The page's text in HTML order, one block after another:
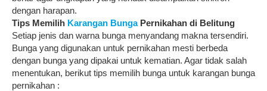
dengan harapan.
Tips Memilih Karangan BungaPernikahan di Belitung
Setiap jenis dan warna bunga menyandang makna tersendiri.
Bunga yang digunakan untuk pernikahan mesti berbeda
dengan bunga yang dipakai untuk kematian. Agar tidak salah
menentukan, berikut tips memilih bunga untuk karangan bunga
pernikahan :